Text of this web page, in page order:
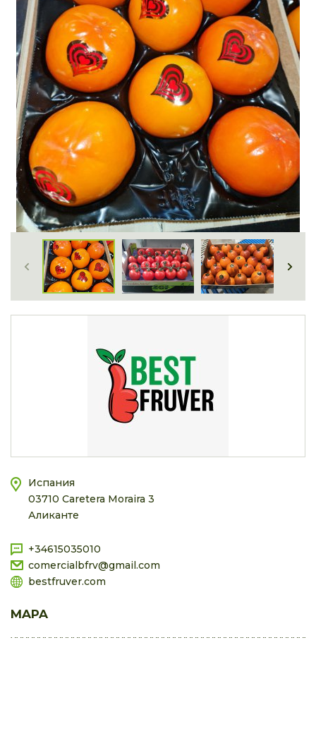
Испания
03710 Caretera Moraira 3
Аликанте
+34615035010
comercialbfrv@gmail.com
bestfruver.com
MAPA